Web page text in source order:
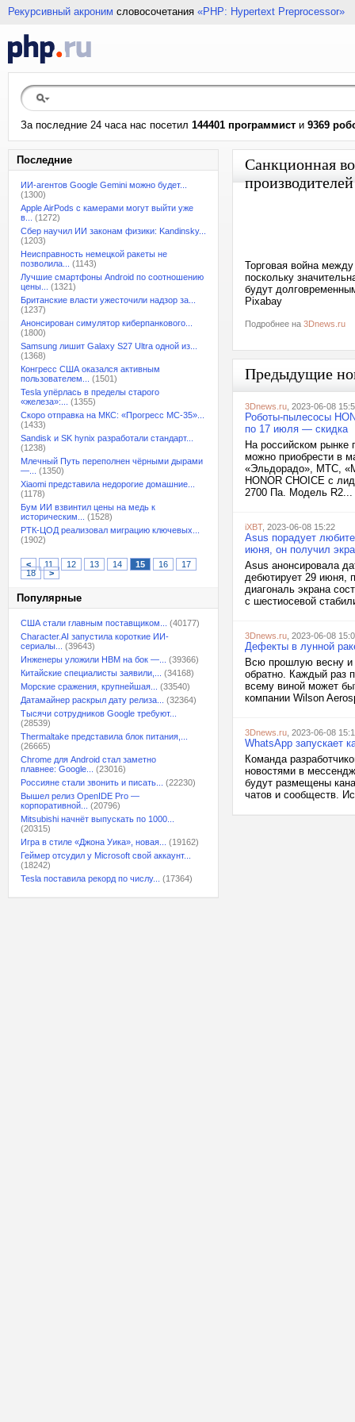
Рекурсивный акроним словосочетания «PHP: Hypertext Preprocessor»
За последние 24 часа нас посетил 144401 программист и 9369
Последние
ИИ-агентов Google Gemini можно будет...
(1300)
Apple AirPods с камерами могут выйти уже
в...
(1272)
Сбер научил ИИ законам физики: Kandinsky...
(1203)
Неисправность немецкой ракеты не
позволила...
(1143)
Лучшие смартфоны Android по соотношению
цены...
(1321)
Британские власти ужесточили надзор за...
(1237)
Анонсирован симулятор киберпанкового...
(1800)
Samsung лишит Galaxy S27 Ultra одной из...
(1368)
Конгресс США оказался активным
пользователем...
(1501)
Tesla упёрлась в пределы старого
«железа»:...
(1355)
Скоро отправка на МКС: «Прогресс МС-35»...
(1433)
Sandisk и SK hynix разработали стандарт...
(1238)
Млечный Путь переполнен чёрными дырами
—...
(1350)
Xiaomi представила недорогие домашние...
(1178)
Бум ИИ взвинтил цены на медь к
историческим...
(1528)
РТК-ЦОД реализовал миграцию ключевых...
(1902)
< 11 12 13 14 15 16
17
18
>
Популярные
США стали главным поставщиком...
(40177)
Character.AI запустила короткие ИИ-
сериалы...
(39643)
Инженеры уложили HBM на бок —...
(39366)
Китайские специалисты заявили,...
(34168)
Морские сражения, крупнейшая...
(33540)
Датамайнер раскрыл дату релиза...
(32364)
Тысячи сотрудников Google требуют...
(28539)
Thermaltake представила блок питания,...
(26665)
Chrome для Android стал заметно
плавнее: Google...
(23016)
Россияне стали звонить и писать...
(22230)
Вышел релиз OpenIDE Pro —
корпоративной...
(20796)
Mitsubishi начнёт выпускать по 1000...
(20315)
Игра в стиле «Джона Уика», новая...
(19162)
Геймер отсудил у Microsoft свой аккаунт...
(18242)
Tesla поставила рекорд по числу...
(17364)
Санкционная
Торговая война
поскольку
будут
Pixabay
Подробнее на 3Dnews.ru
Предыдущие
3Dnews.ru , 2023-06-08
Роботы-пылесосы
по 17 июля — скидка
На российском рынке
можно приобрести в
«Эльдорадо», МТС,
HONOR CHOICE с
2700 Па. Модель R2...
iXBT, 2023-06-08 15:22
Asus порадует
июня, он получил
Asus анонсировала
дебютирует 29 июня,
диагональ экрана
с шестиосевой
3Dnews.ru , 2023-06-08
Дефекты в лунной
Всю прошлую весну и
обратно. Каждый раз
всему виной может
компании Wilson
3Dnews.ru , 2023-06-08
WhatsApp запускает
Команда
новостями в
будут размещены
чатов и сообществ.